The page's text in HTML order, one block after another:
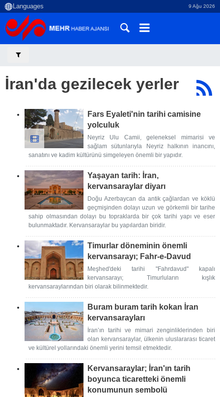
9 Ağu 2026
İran'da gezilecek yerler
Fars Eyaleti'nin tarihi camisine
yolculuk
Neyriz Ulu Camii, geleneksel mimarisi ve
sağlam sütunlarıyla Neyriz halkının inancını,
sanatını ve kadim kültürünü simgeleyen önemli bir yapıdır.
Yaşayan tarih: İran,
kervansaraylar diyarı
Doğu Azerbaycan da antik çağlardan ve köklü
geçmişinden dolayı uzun ve görkemli bir tarihe
sahip olmasından dolayı bu topraklarda bir çok tarihi yapı ve eser
bulunmaktadır. Kervansaraylar bu yapılardan biridir.
Timurlar döneminin önemli
kervansarayı; Fahr-e-Davud
Meşhed'deki tarihi "Fahrdavud" kapalı
kervansarayı; Timurluların kışlık
kervansaraylarından biri olarak bilinmektedir.
Buram buram tarih kokan İran
kervansarayları
İran’ın tarihi ve mimari zenginliklerinden biri
olan kervansaraylar, ülkenin uluslararası ticaret
ve kültürel yollarındaki önemli yerini temsil etmektedir.
Kervansaraylar; İran'ın tarih
boyunca ticaretteki önemli
konumunun sembolü